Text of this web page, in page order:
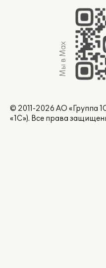
Мы в Max
© 2011-2026 АО «Группа
«1С»). Все права